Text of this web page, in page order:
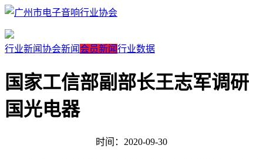
行业新闻协会新闻 会员新闻行业数据
国家工信部副部长王志军调研
国光电器
时间：2020-09-30